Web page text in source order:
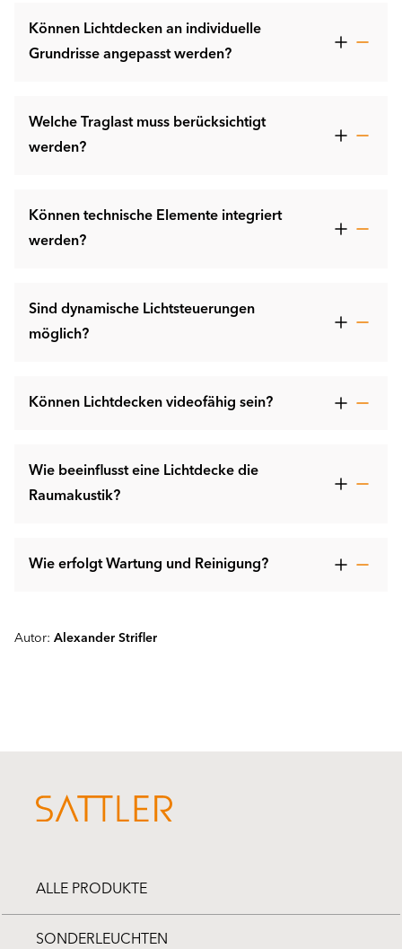
Können Lichtdecken an individuelle
Grundrisse angepasst werden?
Welche Traglast muss berücksichtigt
werden?
Können technische Elemente integriert
werden?
Sind dynamische Lichtsteuerungen
möglich?
Können Lichtdecken videofähig sein?
Wie beeinflusst eine Lichtdecke die
Raumakustik?
Wie erfolgt Wartung und Reinigung?
Autor: Alexander Strifler
ALLE PRODUKTE
SONDERLEUCHTEN